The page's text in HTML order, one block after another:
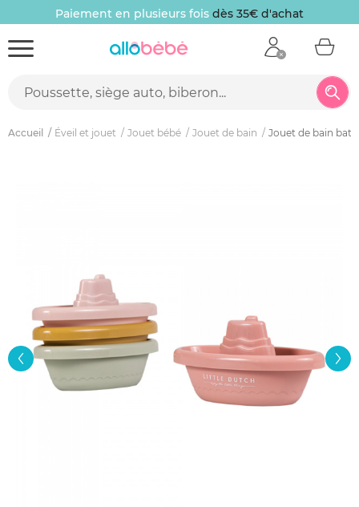
Paiement en plusieurs fois dès 35€ d'achat
Accueil Éveil et jouet Jouet bébé Jouet de bain Jouet de bain